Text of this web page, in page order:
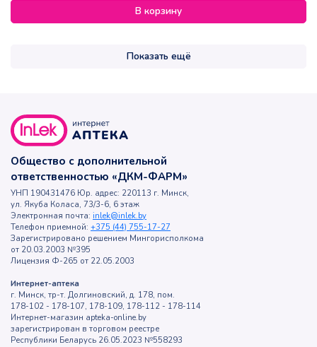
В корзину
Показать ещё
Общество с дополнительной
ответственностью «ДКМ-ФАРМ»
УНП 190431476 Юр. адрес: 220113 г. Минск,
ул. Якуба Коласа, 73/3-6, 6 этаж
Электронная почта: inlek@inlek.by
Телефон приемной: +375 (44) 755-17-27
Зарегистрировано решением Мингорисполкома
от 20.03.2003 №395
Лицензия Ф-265 от 22.05.2003
Интернет-аптека
г. Минск, тр-т. Долгиновский, д. 178, пом.
178-102 - 178-107, 178-109, 178-112 - 178-114
Интернет-магазин apteka-online.by
зарегистрирован в торговом реестре
Республики Беларусь 26.05.2023 №558293